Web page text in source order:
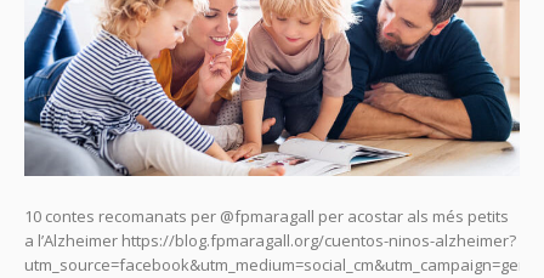
10 contes recomanats per @fpmaragall per acostar als més petits
a l’Alzheimer https://blog.fpmaragall.org/cuentos-ninos-alzheimer?